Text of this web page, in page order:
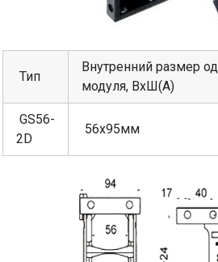
Тип
Внутренний размер
модуля, ВхШ(А)
GS56-
2D
56х95мм